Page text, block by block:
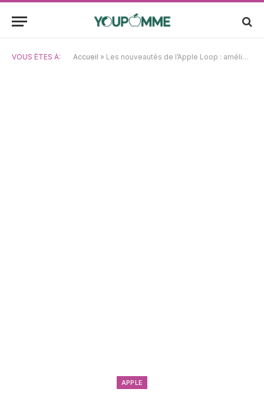
VOUS ÊTES À: Accueil » Les nouveautés de l’Apple Loop : améliorations de l’iPhone 17, révélations sur les spécifications de l’iPhone pliable et dates de sortie du MacBook Pro
APPLE